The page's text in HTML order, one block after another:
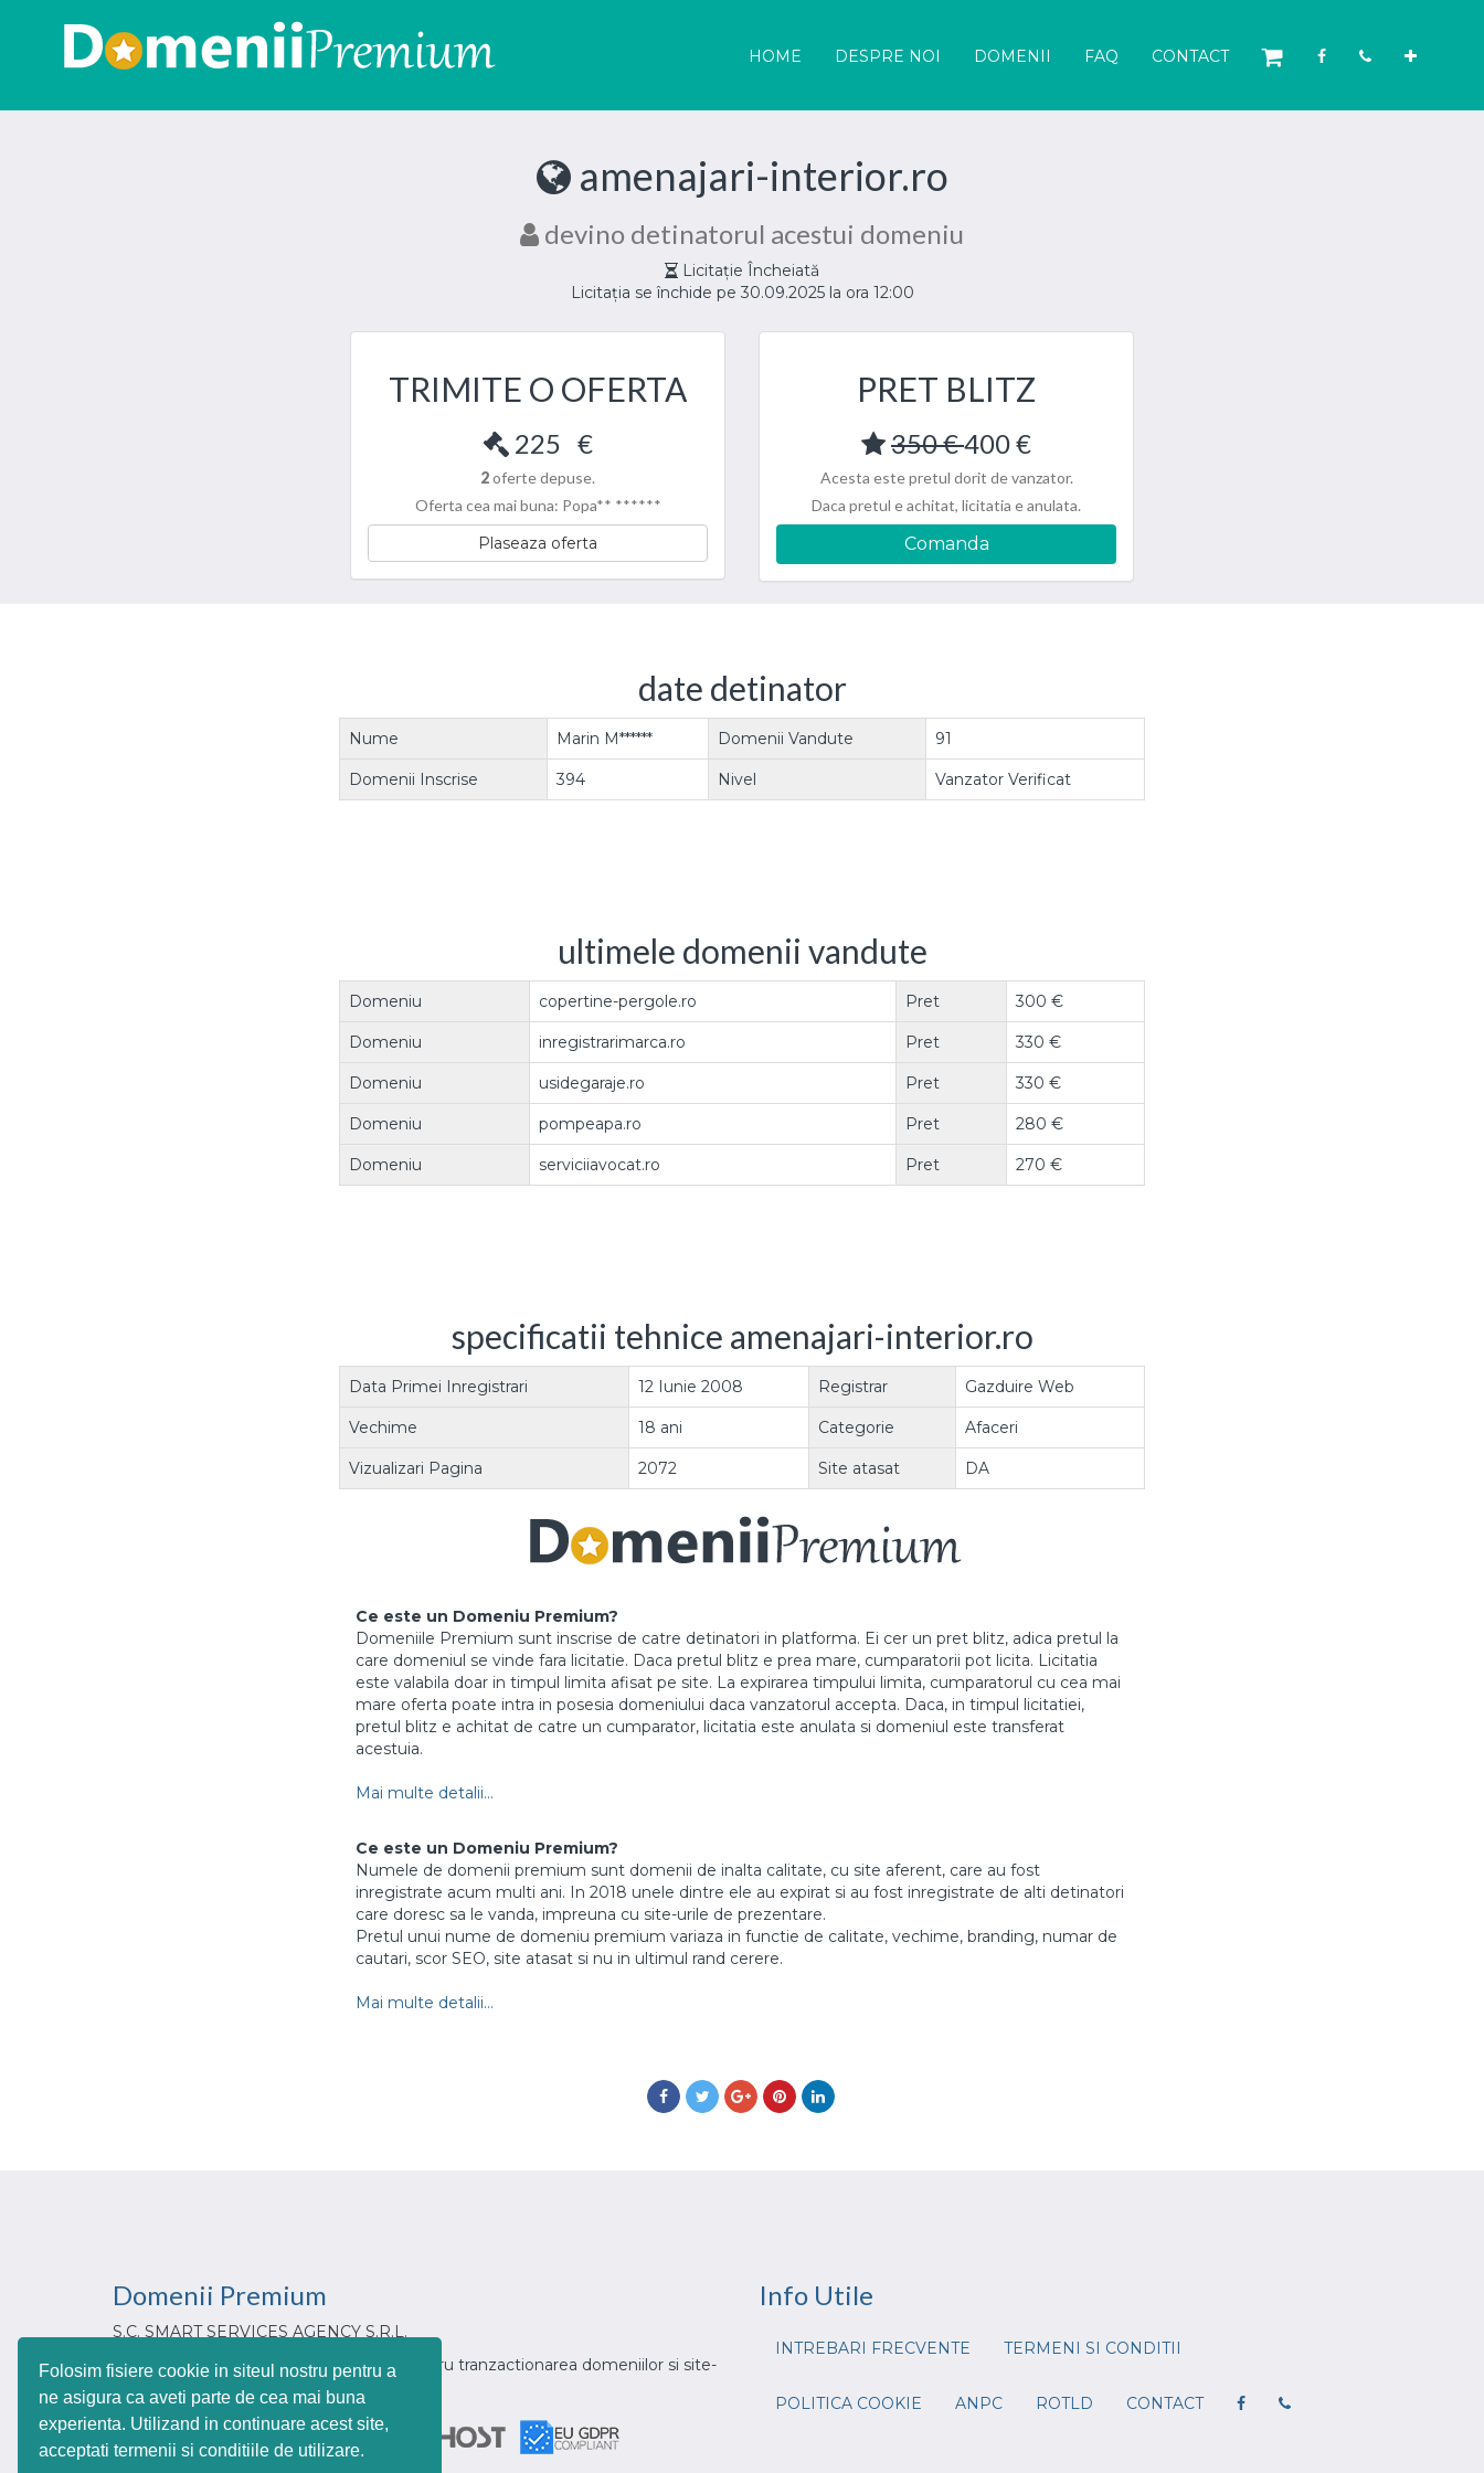
Folosim fisiere cookie in siteul nostru pentru a
ne asigura ca aveti parte de cea mai buna
experienta. Utilizand in continuare acest site,
acceptati termenii si conditiile de utilizare.
HOME DESPRE NOI DOMENII FAQ CONTACT
amenajari-interior.ro
devino detinatorul acestui domeniu
Licitație Încheiată
Licitația se închide pe 30.09.2025 la ora 12:00
TRIMITE O OFERTA
225 €
2oferte depuse.
Oferta cea mai buna: Popa** ******
Plaseaza oferta
PRET BLITZ
350 €400 €
Acesta este pretul dorit de vanzator.
Daca pretul e achitat, licitatia e anulata.
Comanda
date detinator
Nume Marin M****** Domenii Vandute 91
Domenii Inscrise 394 Nivel Vanzator Verificat
ultimele domenii vandute
Domeniu copertine-pergole.ro Pret 300 €
Domeniu inregistrarimarca.ro Pret 330 €
Domeniu usidegaraje.ro Pret 330 €
Domeniu pompeapa.ro Pret 280 €
Domeniu serviciiavocat.ro Pret 270 €
specificatii tehnice amenajari-interior.ro
Data Primei Inregistrari 12 Iunie 2008 Registrar Gazduire Web
Vechime 18 ani Categorie Afaceri
Vizualizari Pagina 2072 Site atasat DA
Ce este un Domeniu Premium?
Domeniile Premium sunt inscrise de catre detinatori in platforma. Ei cer un pret blitz, adica pretul la
care domeniul se vinde fara licitatie. Daca pretul blitz e prea mare, cumparatorii pot licita. Licitatia
este valabila doar in timpul limita afisat pe site. La expirarea timpului limita, cumparatorul cu cea mai
mare oferta poate intra in posesia domeniului daca vanzatorul accepta. Daca, in timpul licitatiei,
pretul blitz e achitat de catre un cumparator, licitatia este anulata si domeniul este transferat
acestuia.
Mai multe detalii...
Ce este un Domeniu Premium?
Numele de domenii premium sunt domenii de inalta calitate, cu site aferent, care au fost
inregistrate acum multi ani. In 2018 unele dintre ele au expirat si au fost inregistrate de alti detinatori
care doresc sa le vanda, impreuna cu site-urile de prezentare.
Pretul unui nume de domeniu premium variaza in functie de calitate, vechime, branding, numar de
cautari, scor SEO, site atasat si nu in ultimul rand cerere.
Mai multe detalii...
Domenii Premium
S.C. SMART SERVICES AGENCY S.R.L.
Din 2017, partenerul tau de incredere pentru tranzactionarea domeniilor si site-
urilor web cu extensia .ro
Info Utile
INTREBARI FRECVENTE TERMENI SI CONDITII
POLITICA COOKIE ANPC ROTLD CONTACT